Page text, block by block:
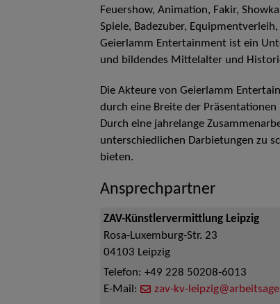
Feuershow, Animation, Fakir,
Spiele, Badezuber,
Geierlamm Entertainment ist ein
und bildendes Mittelalter und
Die Akteure von Geierlamm
durch eine Breite der
Durch eine jahrelange
unterschiedlichen Darbietungen zu
bieten.
Ansprechpartner
ZAV-Künstlervermittlung Leipzig
Rosa-Luxemburg-Str. 23
04103 Leipzig
Telefon: +49 228 50208-6013
E-Mail:
zav-kv-